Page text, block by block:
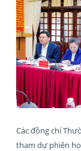
Các đồng chí
tham dự phiên